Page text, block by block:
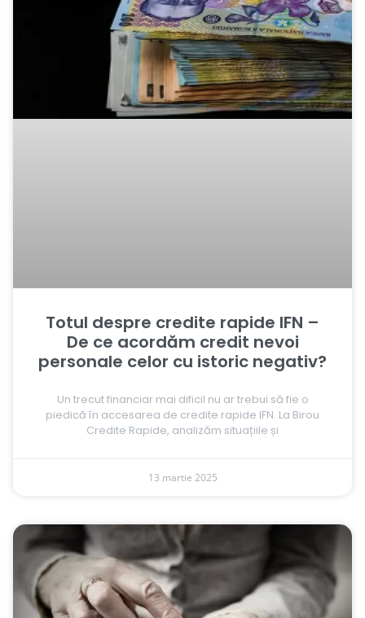
Totul despre credite rapide IFN –
De ce acordăm credit nevoi
personale celor cu istoric negativ?
Un trecut financiar mai dificil nu ar trebui să fie o
piedică în accesarea de credite rapide IFN. La Birou
Credite Rapide, analizăm situațiile și
13 martie 2025